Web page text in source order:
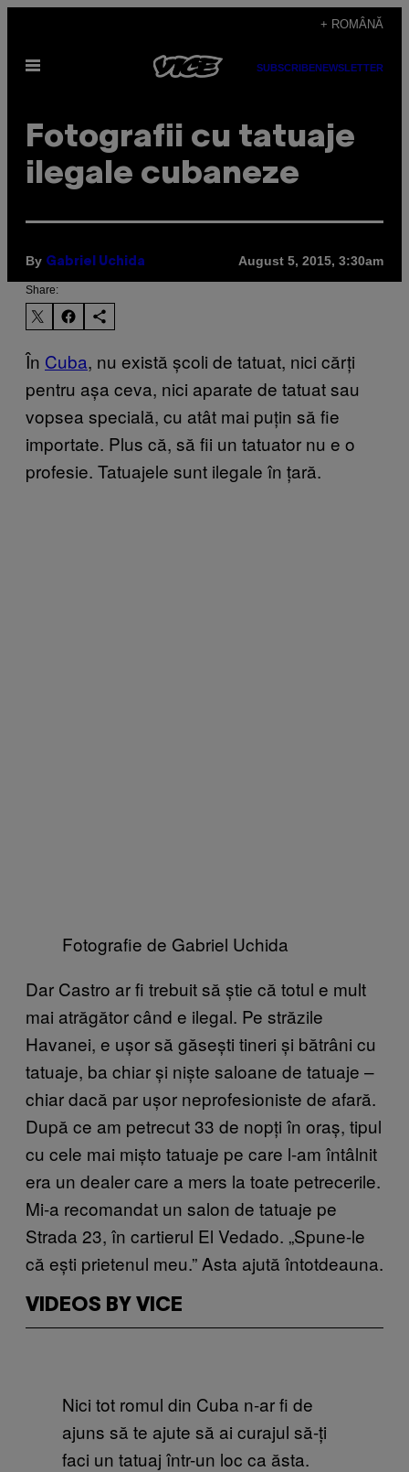
content
+ ROMÂNĂ
Open
SUBSCRIBENEWSLETTER
Fotografii cu tatuaje
ilegale cubaneze
By Gabriel Uchida August 5, 2015, 3:30am
Share:
În Cuba, nu există școli de tatuat, nici cărți
pentru așa ceva, nici aparate de tatuat sau
vopsea specială, cu atât mai puțin să fie
importate. Plus că, să fii un tatuator nu e o
profesie. Tatuajele sunt ilegale în țară.
Fotografie de Gabriel Uchida
Dar Castro ar fi trebuit să știe că totul e mult
mai atrăgător când e ilegal. Pe străzile
Havanei, e ușor să găsești tineri și bătrâni cu
tatuaje, ba chiar și niște saloane de tatuaje –
chiar dacă par ușor neprofesioniste de afară.
După ce am petrecut 33 de nopți în oraș, tipul
cu cele mai mișto tatuaje pe care l-am întâlnit
era un dealer care a mers la toate petrecerile.
Mi-a recomandat un salon de tatuaje pe
Strada 23, în cartierul El Vedado. „Spune-le
că ești prietenul meu.” Asta ajută întotdeauna.
VIDEOS BY VICE
Nici tot romul din Cuba n-ar fi de
ajuns să te ajute să ai curajul să-ți
faci un tatuaj într-un loc ca ăsta.